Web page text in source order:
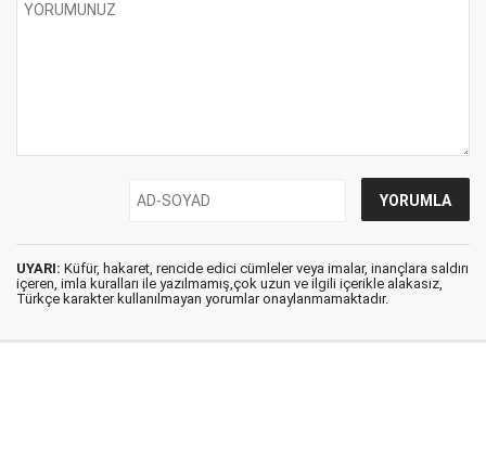
UYARI: Küfür, hakaret, rencide edici cümleler veya imalar, inançlara saldırı
içeren, imla kuralları ile yazılmamış,çok uzun ve ilgili içerikle alakasız,
Türkçe karakter kullanılmayan yorumlar onaylanmamaktadır.